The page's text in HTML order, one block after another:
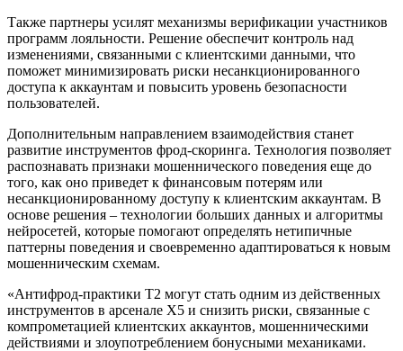
Также партнеры усилят механизмы верификации участников
программ лояльности. Решение обеспечит контроль над
изменениями, связанными с клиентскими данными, что
поможет минимизировать риски несанкционированного
доступа к аккаунтам и повысить уровень безопасности
пользователей.
Дополнительным направлением взаимодействия станет
развитие инструментов фрод-скоринга. Технология позволяет
распознавать признаки мошеннического поведения еще до
того, как оно приведет к финансовым потерям или
несанкционированному доступу к клиентским аккаунтам. В
основе решения – технологии больших данных и алгоритмы
нейросетей, которые помогают определять нетипичные
паттерны поведения и своевременно адаптироваться к новым
мошенническим схемам.
«Антифрод-практики Т2 могут стать одним из действенных
инструментов в арсенале X5 и снизить риски, связанные с
компрометацией клиентских аккаунтов, мошенническими
действиями и злоупотреблением бонусными механиками.